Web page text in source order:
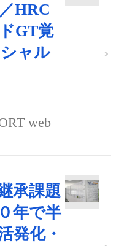
HRC
GT覚
ャル
web
承課題
年で半
発化・